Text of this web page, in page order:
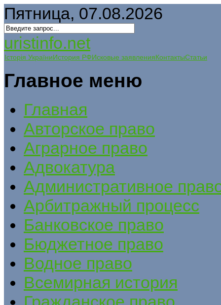
Пятница, 07.08.2026
uristinfo.net
Історія УкраїниИстория РФИсковые заявленияКонтактыСтатьи
Главное меню
Главная
Авторское право
Аграрное право
Адвокатура
Административное
Арбитражный процесс
Банковское право
Бюджетное право
Водное право
Всемирная история